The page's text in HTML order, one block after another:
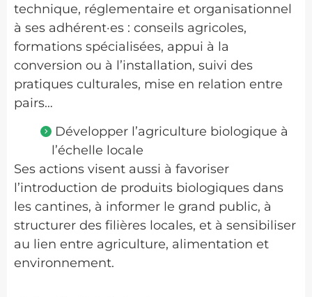
technique, réglementaire et organisationnel
à ses adhérent·es : conseils agricoles,
formations spécialisées, appui à la
conversion ou à l’installation, suivi des
pratiques culturales, mise en relation entre
pairs…
Développer l’agriculture biologique à
l’échelle locale
Ses actions visent aussi à favoriser
l’introduction de produits biologiques dans
les cantines, à informer le grand public, à
structurer des filières locales, et à sensibiliser
au lien entre agriculture, alimentation et
environnement.